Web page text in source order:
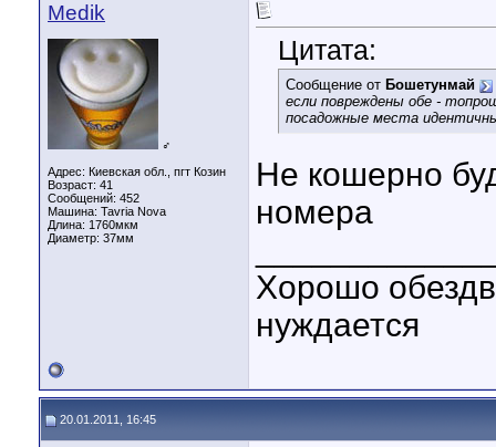
Medik
♂
Адрес: Киевская обл., пгт Козин
Возраст: 41
Сообщений: 452
Машина: Tavria Nova
Длина: 1760мкм
Диаметр: 37мм
Цитата:
Сообщение от Бошетунмай
если повреждены обе -
посадожные места
Не кошерно
номера
Хорошо
нуждается
20.01.2011, 16:45